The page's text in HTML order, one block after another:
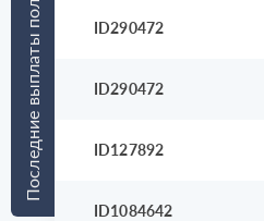
ID290472
ID290472
ID127892
ID1084642